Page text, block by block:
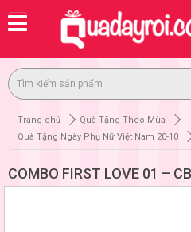
Trang chủ
Quà Tặng Theo Mùa
Quà Tặng Ngày Phụ Nữ Việt Nam 20-10
COMBO FIRST LOVE 01 –